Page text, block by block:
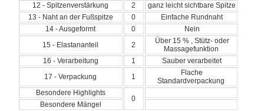
12 - Spitzenverstärkung
2
ganz leicht sichtbare Spitze
13 - Naht an der Fußspitze
0
Einfache Rundnaht
14 - Ausgeformt
0
Nein
15 - Elastananteil
2
Über 15 % , Stütz- oder
Massagefunktion
16 - Verarbeitung
1
Sauber verarbeitet
17 - Verpackung
1
Flache
Standardverpackung
Besondere Highlights
0
Besondere Mängel